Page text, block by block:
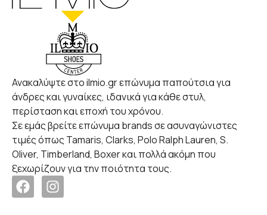
Ανακαλύψτε στο ilmio.gr επώνυμα παπούτσια για
άνδρες και γυναίκες, ιδανικά για κάθε στυλ,
περίσταση και εποχή του χρόνου.
Σε εμάς βρείτε επώνυμα brands σε ασυναγώνιστες
τιμές όπως Tamaris, Clarks, Polo Ralph Lauren, S.
Oliver, Timberland, Boxer και πολλά ακόμη που
ξεχωρίζουν για την ποιότητα τους.